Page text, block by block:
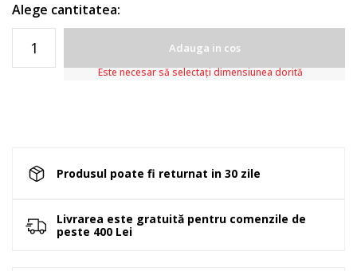
Alege cantitatea:
Adauga in cos
Este necesar să selectați dimensiunea dorită
Produsul poate fi returnat in 30 zile
Livrarea este gratuită pentru comenzile de
peste 400 Lei